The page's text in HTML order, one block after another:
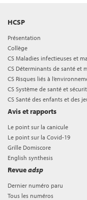
HCSP
Présentation
Collège
CS Maladies infectieuses et
CS Déterminants de santé et
CS Risques liés à
CS Système de santé et
CS Santé des enfants et des
Avis et rapports
Le point sur la canicule
Le point sur la Covid-19
Grille Domiscore
English synthesis
Revueadsp
Dernier numéro paru
Tous les numéros